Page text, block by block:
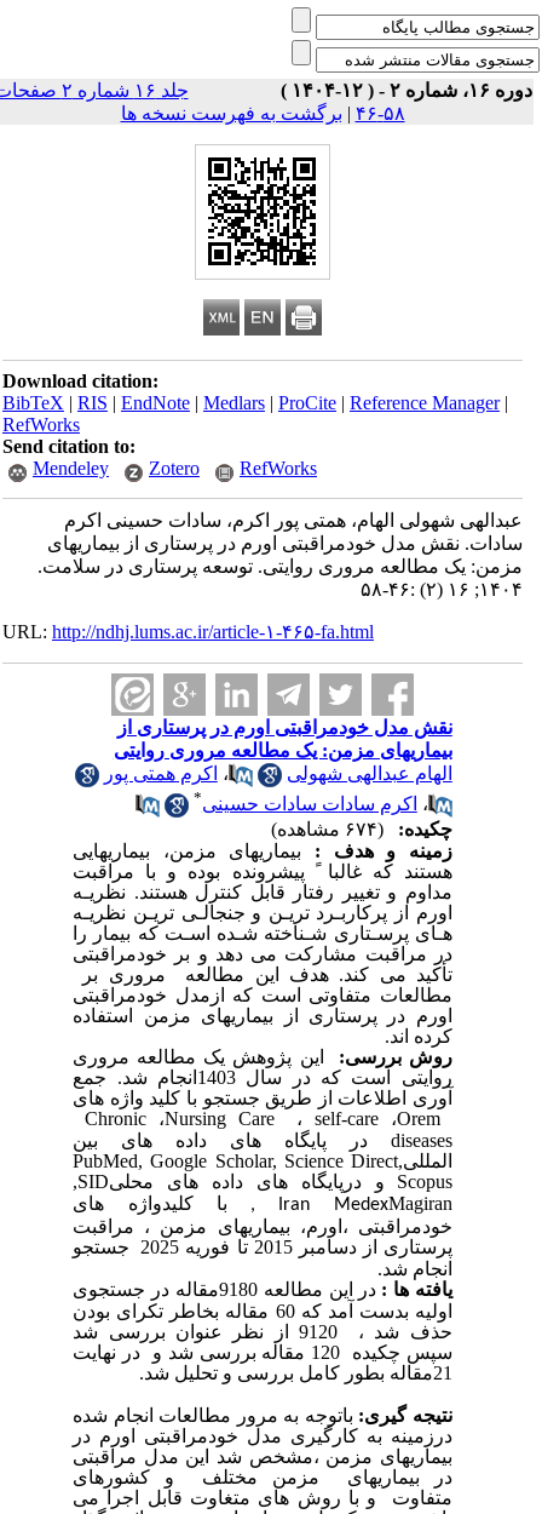
۱۶، شماره ۲ - ( ۱۲-۱۴۰۴ )
جلد ۱۶ شماره ۲ صفحات
۵۸-۴۶
|برگشت به فهرست نسخه ها
Download citation:
BibTeX|RIS|EndNote|Medlars|ProCite|Reference Manager
RefWorks
Send citation to:
Mendeley
Zotero RefWorks
عبدالهی شهولی الهام، همتی پور اکرم، سادات حسینی اکرم
سادات. نقش مدل خودمراقبتی اورم در پرستاری از بیماریهای
مزمن: یک مطالعه مروری روایتی. توسعه پرستاری در سلامت.
۱۴۰۴; ۱۶ (۲) :۴۶-۵۸
URL:http://ndhj.lums.ac.ir/article-۱-۴۶۵-fa.html
نقش مدل خودمراقبتی اورم در پرستاری از
بیماریهای مزمن: یک مطالعه مروری روایتی
الهام عبدالهی شهولی
،اکرم همتی پور
،اکرم سادات سادات حسینی
چکیده:
زمینه و هدف :
بیماریهای مزمن، بیماریهایی
هستند که غالبا ً پیشرونده بوده و با مراقبت
مداوم و تغییر رفتار قابل کنترل هستند. نظریـه
اورم از پرکاربـرد تریـن و جنجالـی تریـن نظریـه
هـای پرسـتاری شـناخته شـده اسـت که بیمار را
در مراقبت مشارکت می دهد و بر خودمراقبتی
تأکید می کند. هدف این مطالعه مروری بر
مطالعات متفاوتی است که ازمدل خودمراقبتی
اورم در پرستاری از بیماریهای مزمن استفاده
کرده اند.
روش بررسی: این پژوهش یک مطالعه مروری
روایتی است که در سال 1403انجام شد.
جمع
آوری اطلاعات از طریق جستجو با کلید واژه های
Orem،self-care، Nursing Care،Chronic
diseasesدر پایگاه های داده های بین
المللیPubMed, Google Scholar, Science Direct,
Scopus و درپایگاه های داده های محلیSID
,
Magiran
, Iran Medex
با کلیدواژه های
خودمراقبتی ،اورم، بیماریهای مزمن ، مراقبت
پرستاریاز دسامبر 2015 تا فوریه 2025
جستجو
انجام شد.
یافته ها :
در این مطالعه 9180مقاله در جستجوی
اولیه بدست آمد که 60 مقاله بخاطر تکرای بودن
حذف شد ، 9120 از نظر عنوان بررسی شد
سپس چکیده 120 مقاله بررسی شد و در نهایت
21مقاله بطور کامل بررسی و تحلیل شد.
نتیجه گیری:باتوجه به مرور مطالعات انجام شده
درزمینه به کارگیری مدل خودمراقبتی اورم در
بیماریهای مزمن ،مشخص شد این مدل مراقبتی
در بیماریهای مزمن مختلف و کشورهای
متفاوت و با روش های متغاوت قابل اجرا می